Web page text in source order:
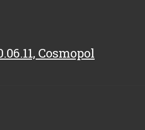
Cosmopol